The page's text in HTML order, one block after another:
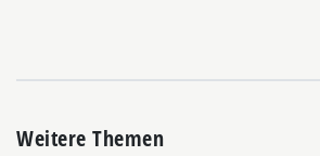
Weitere Themen